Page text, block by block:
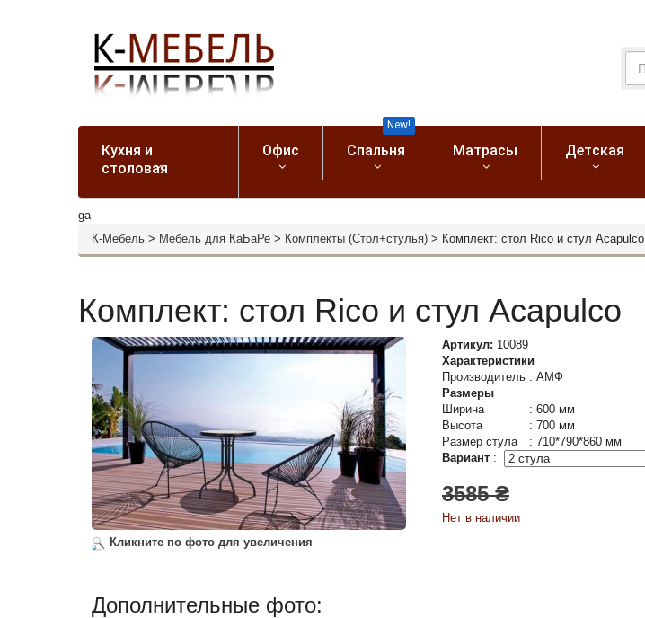
Кухня и
столовая
Офис Спальня
New!
Матрасы Детская
ga
К-Мебель > Мебель для КаБаРе > Комплекты (Стол+стулья) > Комплект: стол Rico и стул Acapulco
Комплект: стол Rico и стул Acapulco
Кликните по фото для увеличения
Дополнительные фото:
Артикул: 10089
Характеристики
Производитель : АМФ
Размеры
Ширина
: 600 мм
Высота
: 700 мм
Размер стула
: 710*790*860 мм
Вариант :
3585 ₴
Нет в наличии